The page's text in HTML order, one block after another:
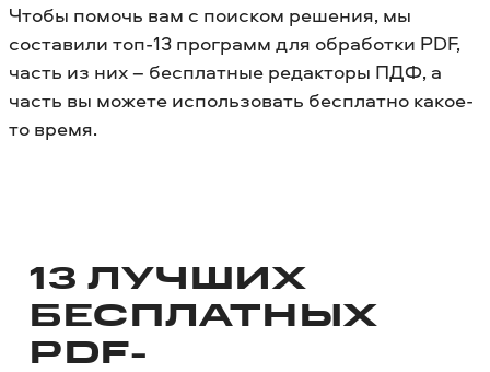
Чтобы помочь вам с поиском решения, мы
составили топ-13 программ для обработки PDF,
часть из них – бесплатные редакторы ПДФ, а
часть вы можете использовать бесплатно какое-
то время.
13 ЛУЧШИХ
БЕСПЛАТНЫХ
PDF-